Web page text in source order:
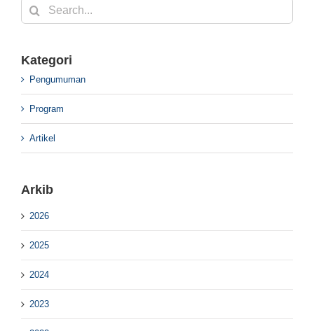
Search
for:
Kategori
Pengumuman
Program
Artikel
Arkib
2026
2025
2024
2023